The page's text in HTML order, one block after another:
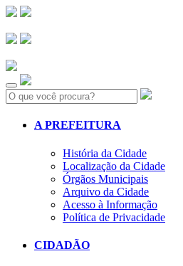
Search:
A PREFEITURA
História da Cidade
Localização da Cidade
Órgãos Municipais
Arquivo da Cidade
Acesso à Informação
Política de Privacidade
CIDADÃO